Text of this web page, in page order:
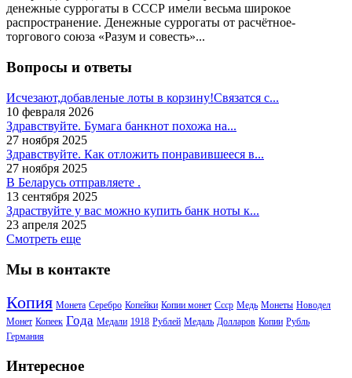
денежные суррогаты в СССР имели весьма широкое
распространение. Денежные суррогаты от расчётное-
торгового союза «Разум и совесть»...
Вопросы и ответы
Исчезают,добавленые лоты в корзину!Связатся с...
10 февраля 2026
Здравствуйте. Бумага банкнот похожа на...
27 ноября 2025
Здравствуйте. Как отложить понравившееся в...
27 ноября 2025
В Беларусь отправляете .
13 сентября 2025
Здраствуйте у вас можно купить банк ноты к...
23 апреля 2025
Смотреть еще
Мы в контакте
Копия Монета Серебро Копейки Копии монет Ссср Медь Монеты Новодел
Монет Копеек Года Медали 1918 Рублей Медаль Долларов Копии Рубль
Германия
Интересное